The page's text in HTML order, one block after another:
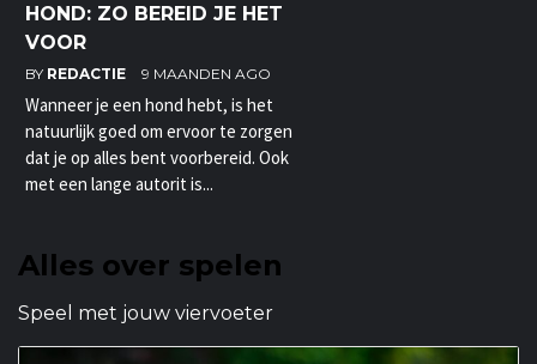
HOND: ZO BEREID JE HET
VOOR
BY REDACTIE 9 MAANDEN AGO
Wanneer je een hond hebt, is het
natuurlijk goed om ervoor te zorgen
dat je op alles bent voorbereid. Ook
met een lange autorit is...
Alles over spelen
Speel met jouw viervoeter